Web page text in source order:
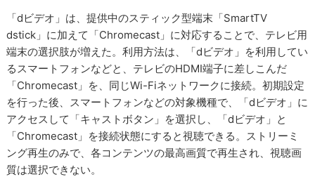
「dビデオ」は、提供中のスティック型端末「SmartTV
dstick」に加えて「Chromecast」に対応することで、テレビ用
端末の選択肢が増えた。利用方法は、「dビデオ」を利用してい
るスマートフォンなどと、テレビのHDMI端子に差しこんだ
「Chromecast」を、同じWi-Fiネットワークに接続。初期設定
を行った後、スマートフォンなどの対象機種で、「dビデオ」に
アクセスして「キャストボタン」を選択し、「dビデオ」と
「Chromecast」を接続状態にすると視聴できる。ストリーミ
ング再生のみで、各コンテンツの最高画質で再生され、視聴画
質は選択できない。